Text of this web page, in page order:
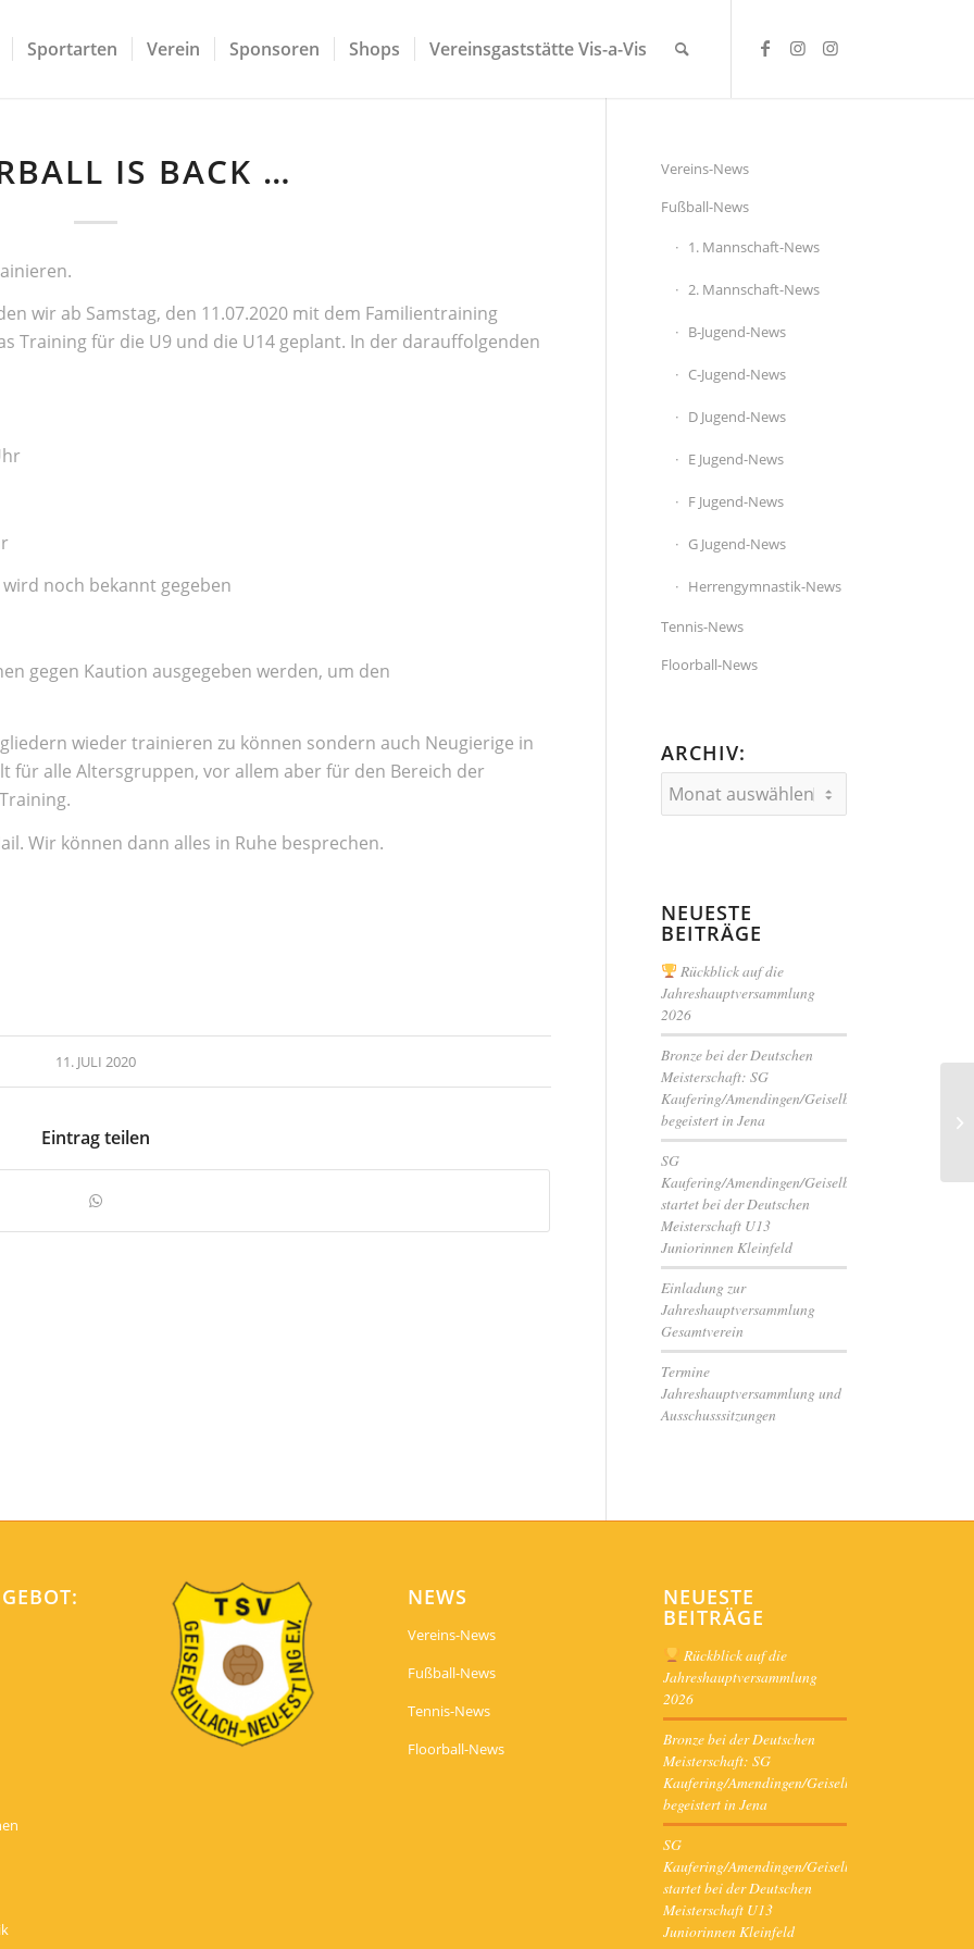
Sportarten Verein Sponsoren Shops Vereinsgaststätte Vis-a-Vis
IS BACK …
wir ab Samstag, den 11.07.2020 mit dem Familientraining
Training für die U9 und die U14 geplant. In der darauffolgenden
noch bekannt gegeben
gegen Kaution ausgegeben werden, um den
wieder trainieren zu können sondern auch Neugierige in
für alle Altersgruppen, vor allem aber für den Bereich der
Wir können dann alles in Ruhe besprechen.
11. JULI 2020
Eintrag teilen
Vereins-News
Fußball-News
1. Mannschaft-News
2. Mannschaft-News
B-Jugend-News
C-Jugend-News
D Jugend-News
E Jugend-News
F Jugend-News
G Jugend-News
Herrengymnastik-News
Tennis-News
Floorball-News
ARCHIV:
NEUESTE
BEITRÄGE
Rückblick auf die
Jahreshauptversammlung
2026
Bronze bei der Deutschen
Meisterschaft: SG
Kaufering/Amendingen/Geiselbullach
begeistert in Jena
SG
Kaufering/Amendingen/Geiselbullach
startet bei der Deutschen
Meisterschaft U13
Juniorinnen Kleinfeld
Einladung zur
Jahreshauptversammlung
Gesamtverein
Termine
Jahreshauptversammlung und
Ausschusssitzungen
NEWS
Vereins-News
Fußball-News
Tennis-News
Floorball-News
NEUESTE
BEITRÄGE
Rückblick auf die
Jahreshauptversammlung
2026
Bronze bei der Deutschen
Meisterschaft: SG
Kaufering/Amendingen/Geiselbullach
begeistert in Jena
SG
Kaufering/Amendingen/Geiselbullach
startet bei der Deutschen
Meisterschaft U13
Juniorinnen Kleinfeld